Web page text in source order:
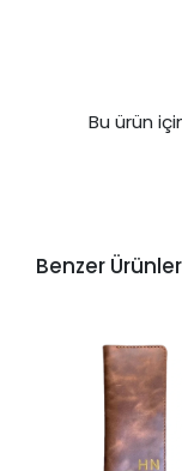
Bu ürün
Benzer Ürünler